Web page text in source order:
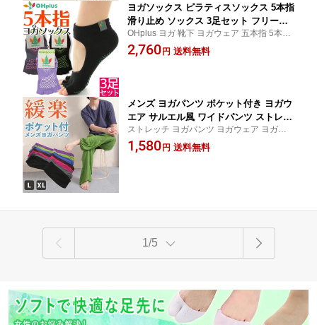
ヨガソックス ピラティスソックス 5本指
滑り止め ソックス 3足セット フリーサ
イズ ヨガ 靴下 ヨガ用靴下 レディース
おしゃれ 指なし すべり止め 5本指ソッ
OHplus ヨガ 靴下 ヨガウェア 五本指 5本指
靴下 ソックス ピラティス バレエ 靴下 レデ
ィース
2,760 円 送料無料
メンズ ヨガパンツ ポケット付き ヨガウ
エア サルエル風 ワイドパンツ ストレッ
チ ヨガウェア 大きいサイズ サルエル
おしゃれ パンツ スポーツウェア ヨガパ
ストレッチ ヨガパンツ ヨガウェア ヨガウ
エア フィットネス サルエルパンツ
1,580 円 送料無料
1/5